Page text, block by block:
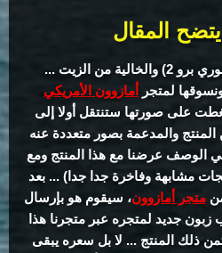
يتضح المقال
مقلاة الهواء الذكية (كوسوري برو 2) والخالية من الزيت ...
لمتجر أمازوون الأمريكي
على صورتها ستنتقل أولا إلى
والمدعمة بصور متعددة عنه
الوصف عرضنا مع هذا المنتج ومع
مشابهة وفاخرة جدا جدا) ... بعد
متجر أمازوون، سيقوم هو بإرسال
جديد لمتجره عبر متجرنا هذا
ثمن ذلك المنتج ... لا بل سعره يبقى